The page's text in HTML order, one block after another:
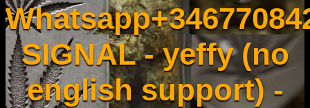
SIGNAL - yeffy (no
english support) -